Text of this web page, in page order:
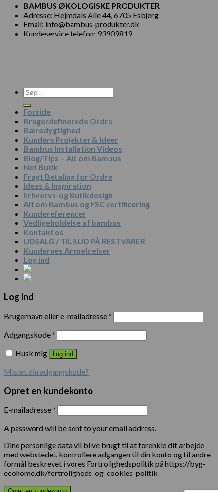
BAMBUS ØKOLOGISKE PRODUKTER
Adresse: Hejmdals Alle 44, 6705 Esbjerg
Email: info@bambus-produkter.dk
Kundeservice telefon: 93909819
Søg
efter:
Forside
Brugerdefinerede Ordre
Bæredygtighed
Kunders Projekter & Ideer
Bambus Installation Videos
Blog/Tips – Alt om Bambus
Net Butik
Fragt Betaling for Ordre
Ideas & Inspiration
Erhvervs-og Butikdesign
Alt om Bambus og FSC certificering
Kundereferencer
Vedligeholdelse af bambus
Kontakt os
UDSALG / TILBUD PÅ RESTVARER
Kundernes Anmeldelser
Log ind
Log ind
Brugernavn eller e-mailadresse*
Adgangskode*
Husk mig
Log ind
Mistet din adgangskode?
Opret en kundekonto
E-mailadresse*
A password will be sent to your email address.
Dine personlige data vil blive brugt til at forenkle dit arbejde
med webstedet, kontrollere adgangen til din konto og til andre
formål beskrevet i vores Fortrolighedspolitik på https://byg-
ecohome.dk/fortroligheds-og-cookies-politik